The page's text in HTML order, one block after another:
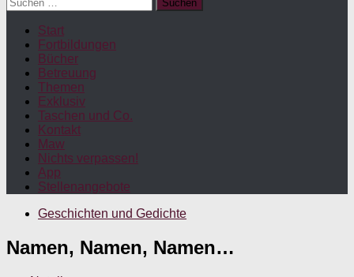
nach:
Start
Fortbildungen
Bücher
Betreuung
Themen
Exklusiv
Taschen und Co.
Kontakt
Maw
Nichts verpassen!
App
Stellenangebote
Geschichten und Gedichte
Namen, Namen, Namen…